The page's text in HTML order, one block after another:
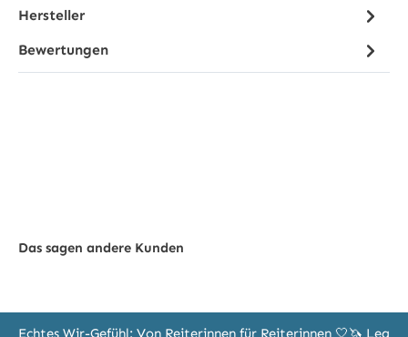
Hersteller
Bewertungen
Das sagen andere Kunden
Echtes Wir-Gefühl: Von Reiterinnen für Reiterinnen 🤍🦄 Leg